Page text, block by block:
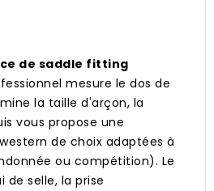
de saddle fitting
mesure le dos de
la taille d'arçon, la
vous propose une
de choix adaptées à
ou compétition). Le
de selle, la prise